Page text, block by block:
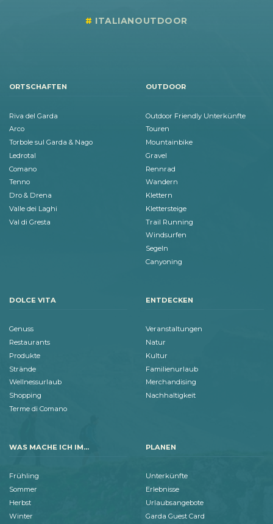
ITALIANOUTDOOR
ORTSCHAFTEN
Riva del Garda
Arco
Torbole sul Garda & Nago
Ledrotal
Comano
Tenno
Dro & Drena
Valle dei Laghi
Val di Gresta
OUTDOOR
Outdoor Friendly Unterkünfte
Touren
Mountainbike
Gravel
Rennrad
Wandern
Klettern
Klettersteige
Trail Running
Windsurfen
Segeln
Canyoning
DOLCE VITA
Genuss
Restaurants
Produkte
Strände
Wellnessurlaub
Shopping
Terme di Comano
ENTDECKEN
Veranstaltungen
Natur
Kultur
Familienurlaub
Merchandising
Nachhaltigkeit
WAS MACHE ICH IM...
Frühling
Sommer
Herbst
Winter
PLANEN
Unterkünfte
Erlebnisse
Urlaubsangebote
Garda Guest Card